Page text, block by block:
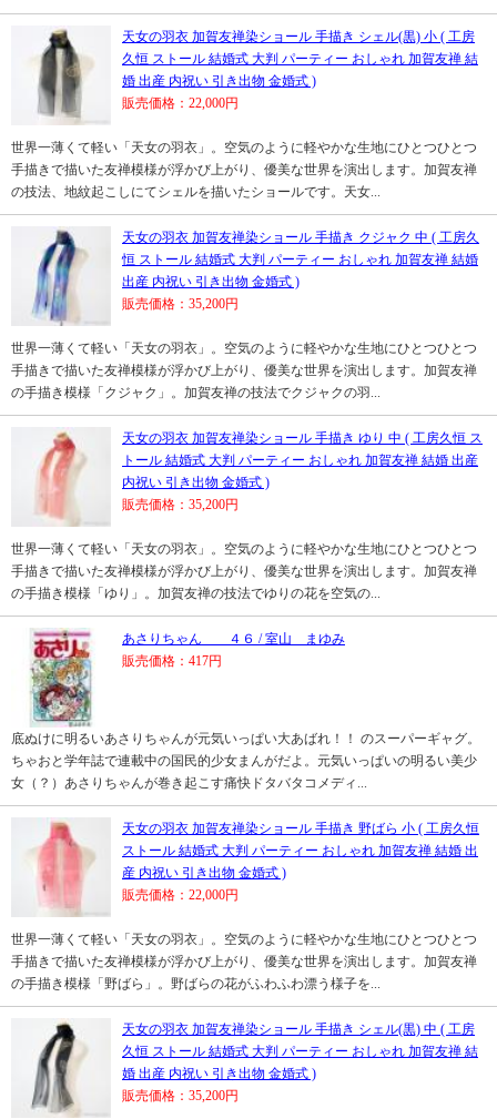
天女の羽衣 加賀友禅染ショール 手描き シェル(黒) 小 ( 工房
久恒 ストール 結婚式 大判 パーティー おしゃれ 加賀友禅 結
婚 出産 内祝い 引き出物 金婚式 )
販売価格：22,000円
世界一薄くて軽い「天女の羽衣」。空気のように軽やかな生地にひとつひとつ
手描きで描いた友禅模様が浮かび上がり、優美な世界を演出します。加賀友禅
の技法、地紋起こしにてシェルを描いたショールです。天女...
天女の羽衣 加賀友禅染ショール 手描き クジャク 中 ( 工房久
恒 ストール 結婚式 大判 パーティー おしゃれ 加賀友禅 結婚
出産 内祝い 引き出物 金婚式 )
販売価格：35,200円
世界一薄くて軽い「天女の羽衣」。空気のように軽やかな生地にひとつひとつ
手描きで描いた友禅模様が浮かび上がり、優美な世界を演出します。加賀友禅
の手描き模様「クジャク」。加賀友禅の技法でクジャクの羽...
天女の羽衣 加賀友禅染ショール 手描き ゆり 中 ( 工房久恒 ス
トール 結婚式 大判 パーティー おしゃれ 加賀友禅 結婚 出産
内祝い 引き出物 金婚式 )
販売価格：35,200円
世界一薄くて軽い「天女の羽衣」。空気のように軽やかな生地にひとつひとつ
手描きで描いた友禅模様が浮かび上がり、優美な世界を演出します。加賀友禅
の手描き模様「ゆり」。加賀友禅の技法でゆりの花を空気の...
あさりちゃん ４６ / 室山 まゆみ
販売価格：417円
底ぬけに明るいあさりちゃんが元気いっぱい大あばれ！！ のスーパーギャグ。
ちゃおと学年誌で連載中の国民的少女まんがだよ。元気いっぱいの明るい美少
女（？）あさりちゃんが巻き起こす痛快ドタバタコメディ...
天女の羽衣 加賀友禅染ショール 手描き 野ばら 小 ( 工房久恒
ストール 結婚式 大判 パーティー おしゃれ 加賀友禅 結婚 出
産 内祝い 引き出物 金婚式 )
販売価格：22,000円
世界一薄くて軽い「天女の羽衣」。空気のように軽やかな生地にひとつひとつ
手描きで描いた友禅模様が浮かび上がり、優美な世界を演出します。加賀友禅
の手描き模様「野ばら」。野ばらの花がふわふわ漂う様子を...
天女の羽衣 加賀友禅染ショール 手描き シェル(黒) 中 ( 工房
久恒 ストール 結婚式 大判 パーティー おしゃれ 加賀友禅 結
婚 出産 内祝い 引き出物 金婚式 )
販売価格：35,200円